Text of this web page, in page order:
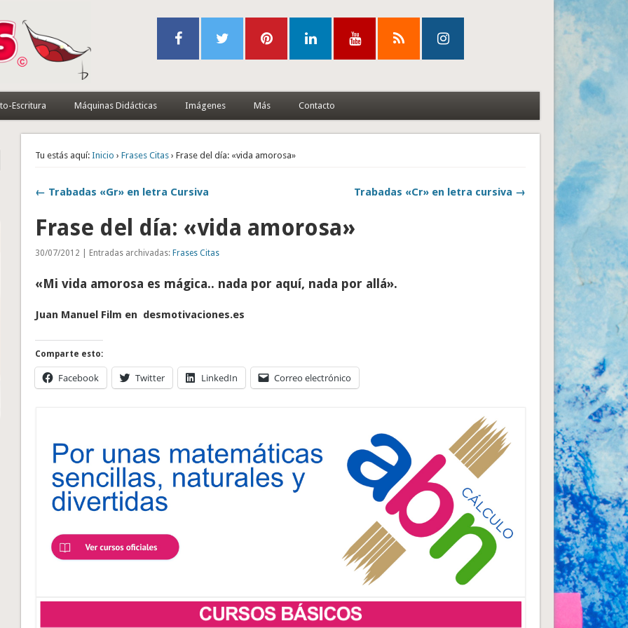
Escritura Máquinas Didácticas Imágenes Más Contacto
Tu estás aquí: Inicio ›Frases Citas › Frase del día: «vida amorosa»
← Trabadas «Gr» en letra Cursiva Trabadas «Cr» en letra cursiva →
Frase del día: «vida amorosa»
30/07/2012 | Entradas archivadas:Frases Citas
«Mi vida amorosa es mágica.. nada por aquí, nada por allá».
Juan Manuel Film en desmotivaciones.es
Comparte esto:
Facebook Twitter LinkedIn Correo electrónico